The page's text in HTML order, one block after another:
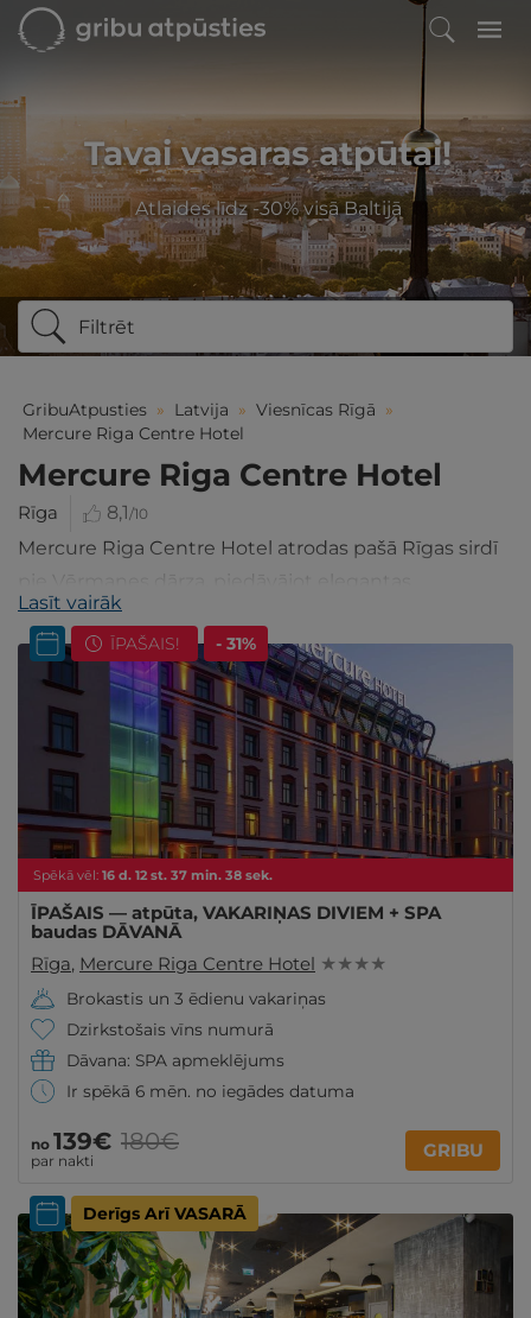
Tavai vasaras atpūtai!
Atlaides līdz -30% visā Baltijā
Filtrēt
GribuAtpusties » Latvija » Viesnīcas Rīgā »
Mercure Riga Centre Hotel
Mercure Riga Centre Hotel
Rīga 8,1/10
Mercure Riga Centre Hotel atrodas pašā Rīgas sirdī
nakšņošanas iespējas, restorānu un bāru.
Lasīt vairāk
Spēkā vēl: 16 d. 12 st. 37 min. 38 sek.
ĪPAŠAIS! - 31%
ĪPAŠAIS — atpūta, VAKARIŅAS DIVIEM + SPA
baudas DĀVANĀ
Rīga, Mercure Riga Centre Hotel ★ ★ ★ ★
Brokastis un 3 ēdienu vakariņas
Dzirkstošais vīns numurā
Dāvana: SPA apmeklējums
Ir spēkā 6 mēn. no iegādes datuma
no 139€
par nakti
180€ GRIBU
Derīgs Arī VASARĀ